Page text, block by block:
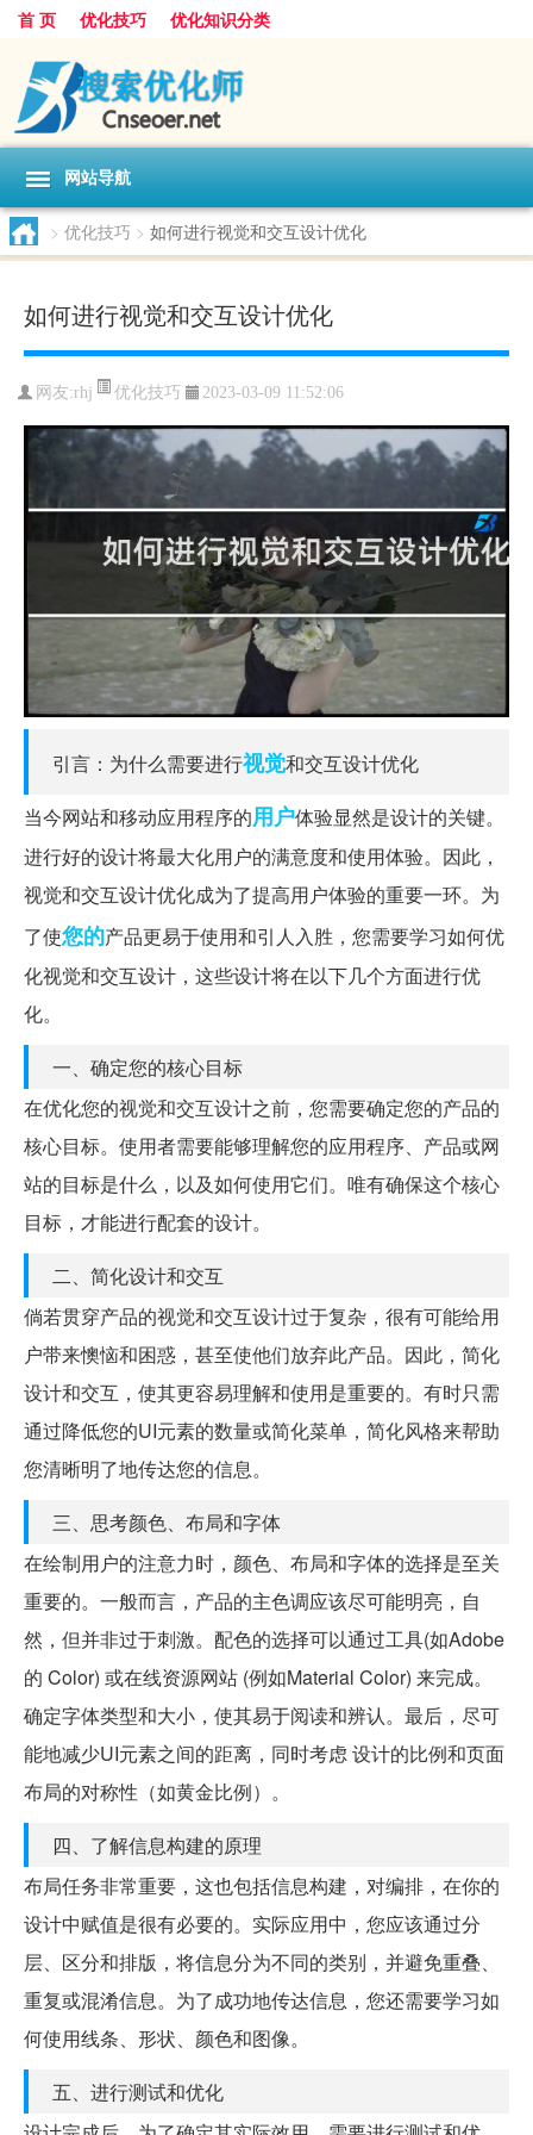
首 页 优化技巧 优化知识分类
网站导航
> 优化技巧 > 如何进行视觉和交互设计优化
如何进行视觉和交互设计优化
网友:rhj 优化技巧 2023-03-09 11:52:06
引言：为什么需要进行视觉和交互设计优化
当今网站和移动应用程序的用户体验显然是设计的关键。
进行好的设计将最大化用户的满意度和使用体验。因此，
视觉和交互设计优化成为了提高用户体验的重要一环。为
了使您的产品更易于使用和引人入胜，您需要学习如何优
化视觉和交互设计，这些设计将在以下几个方面进行优
化。
一、确定您的核心目标
在优化您的视觉和交互设计之前，您需要确定您的产品的
核心目标。使用者需要能够理解您的应用程序、产品或网
站的目标是什么，以及如何使用它们。唯有确保这个核心
目标，才能进行配套的设计。
二、简化设计和交互
倘若贯穿产品的视觉和交互设计过于复杂，很有可能给用
户带来懊恼和困惑，甚至使他们放弃此产品。因此，简化
设计和交互，使其更容易理解和使用是重要的。有时只需
通过降低您的UI元素的数量或简化菜单，简化风格来帮助
您清晰明了地传达您的信息。
三、思考颜色、布局和字体
在绘制用户的注意力时，颜色、布局和字体的选择是至关
重要的。一般而言，产品的主色调应该尽可能明亮，自
然，但并非过于刺激。配色的选择可以通过工具(如Adobe
的 Color) 或在线资源网站 (例如Material Color) 来完成。
确定字体类型和大小，使其易于阅读和辨认。最后，尽可
能地减少UI元素之间的距离，同时考虑 设计的比例和页面
布局的对称性（如黄金比例）。
四、了解信息构建的原理
布局任务非常重要，这也包括信息构建，对编排，在你的
设计中赋值是很有必要的。实际应用中，您应该通过分
层、区分和排版，将信息分为不同的类别，并避免重叠、
重复或混淆信息。为了成功地传达信息，您还需要学习如
何使用线条、形状、颜色和图像。
五、进行测试和优化